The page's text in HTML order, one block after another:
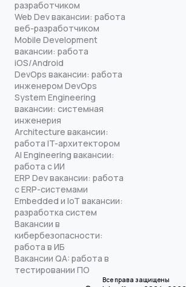
разработчиком
Web Dev вакансии: работа
веб-разработчиком
Mobile Development
вакансии: работа
iOS/Android
DevOps вакансии: работа
инженером DevOps
System Engineering
вакансии: системная
инженерия
Architecture вакансии:
работа IT-архитектором
AI Engineering вакансии:
работа с ИИ
ERP Dev вакансии: работа
с ERP-системами
Embedded и IoT вакансии:
разработка систем
Вакансии в
кибербезопасности:
работа в ИБ
Вакансии QA: работа в
тестировании ПО
Все права защищены